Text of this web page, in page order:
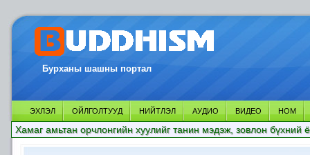
Бурханы шашны портал
ЭХЛЭЛ ОЙЛГОЛТУУД НИЙТЛЭЛ АУДИО ВИДЕО НОМ
Хамаг амьтан орчлонгийн хуулийг танин мэдэж, зовлон бүхний